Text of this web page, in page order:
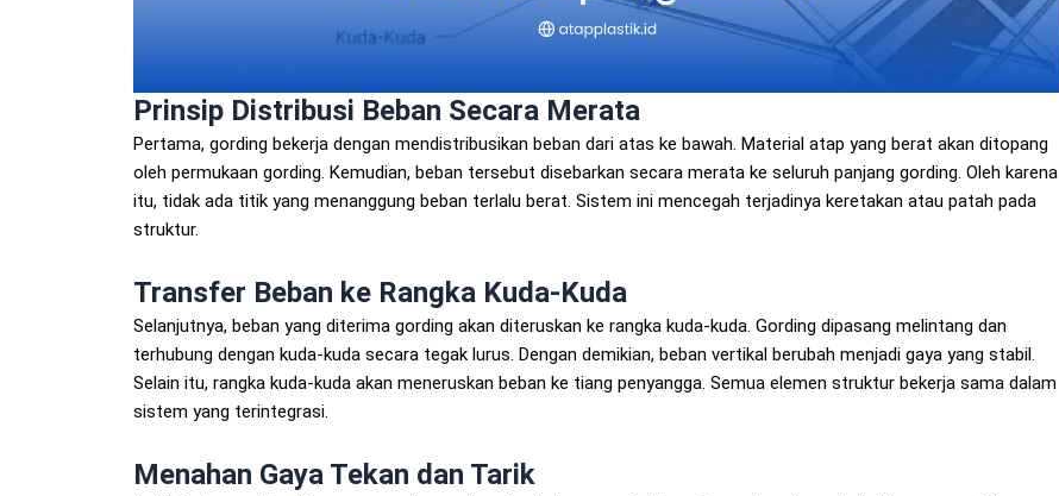
Prinsip Distribusi Beban Secara Merata
Pertama, gording bekerja dengan mendistribusikan beban dari atas ke bawah. Material atap yang berat akan ditopang
oleh permukaan gording. Kemudian, beban tersebut disebarkan secara merata ke seluruh panjang gording. Oleh karena
itu, tidak ada titik yang menanggung beban terlalu berat. Sistem ini mencegah terjadinya keretakan atau patah pada
struktur.
Transfer Beban ke Rangka Kuda-Kuda
Selanjutnya, beban yang diterima gording akan diteruskan ke rangka kuda-kuda. Gording dipasang melintang dan
terhubung dengan kuda-kuda secara tegak lurus. Dengan demikian, beban vertikal berubah menjadi gaya yang stabil.
Selain itu, rangka kuda-kuda akan meneruskan beban ke tiang penyangga. Semua elemen struktur bekerja sama dalam
sistem yang terintegrasi.
Menahan Gaya Tekan dan Tarik